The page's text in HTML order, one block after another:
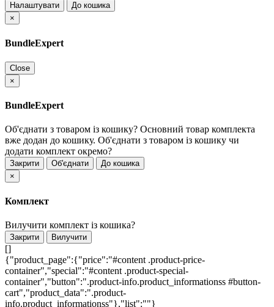
Налаштувати
До кошика
×
BundleExpert
Close
×
BundleExpert
Об'єднати з товаром із кошику? Основний товар комплекта
вже додан до кошику. Об'єднати з товаром із кошику чи
додати комплект окремо?
Закрити Об'єднати
До кошика
×
Комплект
Вилучити комплект із кошика?
Закрити Вилучити
[]
{"product_page":{"price":"#content .product-price-
container","special":"#content .product-special-
container","button":".product-info.product_informationss #button-
cart","product_data":".product-
info.product_informationss"},"list":""}